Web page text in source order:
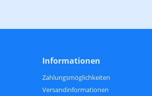
Informationen
Zahlungsmöglichkeiten
Versandinformationen